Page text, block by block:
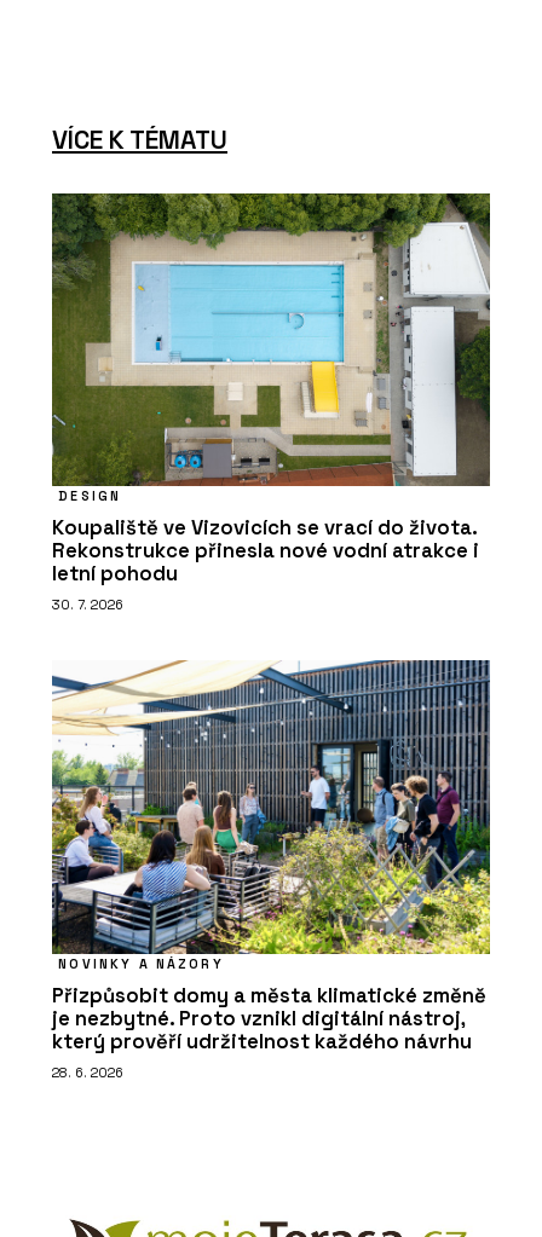
VÍCE K TÉMATU
DESIGN
Koupaliště ve Vizovicích se vrací do života.
Rekonstrukce přinesla nové vodní atrakce i
letní pohodu
30. 7. 2026
NOVINKY A NÁZORY
Přizpůsobit domy a města klimatické změně
je nezbytné. Proto vznikl digitální nástroj,
který prověří udržitelnost každého návrhu
28. 6. 2026